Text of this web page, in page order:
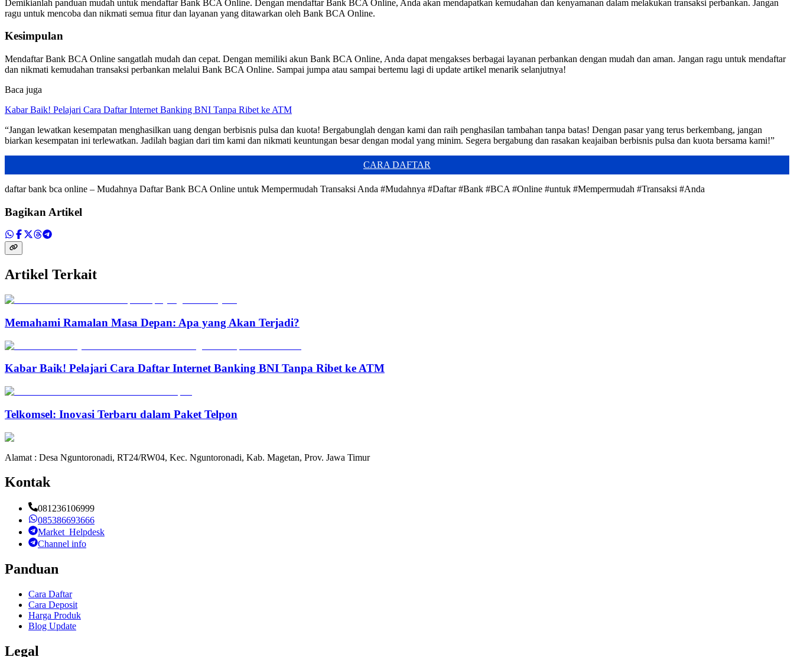
Demikianlah panduan mudah untuk mendaftar Bank BCA Online. Dengan mendaftar Bank BCA Online, Anda akan mendapatkan kemudahan dan kenyamanan dalam melakukan transaksi perbankan. Jangan
ragu untuk mencoba dan nikmati semua fitur dan layanan yang ditawarkan oleh Bank BCA Online.
Kesimpulan
Mendaftar Bank BCA Online sangatlah mudah dan cepat. Dengan memiliki akun Bank BCA Online, Anda dapat mengakses berbagai layanan perbankan dengan mudah dan aman. Jangan ragu untuk mendaftar
dan nikmati kemudahan transaksi perbankan melalui Bank BCA Online. Sampai jumpa atau sampai bertemu lagi di update artikel menarik selanjutnya!
Baca juga
Kabar Baik! Pelajari Cara Daftar Internet Banking BNI Tanpa Ribet ke ATM
“Jangan lewatkan kesempatan menghasilkan uang dengan berbisnis pulsa dan kuota! Bergabunglah dengan kami dan raih penghasilan tambahan tanpa batas! Dengan pasar yang terus berkembang, jangan
biarkan kesempatan ini terlewatkan. Jadilah bagian dari tim kami dan nikmati keuntungan besar dengan modal yang minim. Segera bergabung dan rasakan keajaiban berbisnis pulsa dan kuota bersama kami!”
CARA DAFTAR
daftar bank bca online – Mudahnya Daftar Bank BCA Online untuk Mempermudah Transaksi Anda #Mudahnya #Daftar #Bank #BCA #Online #untuk #Mempermudah #Transaksi #Anda
Bagikan Artikel
Artikel Terkait
Memahami Ramalan Masa Depan: Apa yang Akan Terjadi?
Kabar Baik! Pelajari Cara Daftar Internet Banking BNI Tanpa Ribet ke ATM
Telkomsel: Inovasi Terbaru dalam Paket Telpon
Alamat : Desa Nguntoronadi, RT24/RW04, Kec. Nguntoronadi, Kab. Magetan, Prov. Jawa Timur
Kontak
081236106999
085386693666
Market_Helpdesk
Channel info
Panduan
Cara Daftar
Cara Deposit
Harga Produk
Blog Update
Legal